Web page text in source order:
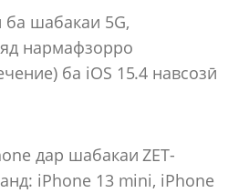
шабакаи 5G,
нармафзорро
ба iOS 15.4 навсозӣ
дар шабакаи ZET-
iPhone 13 mini, iPhone